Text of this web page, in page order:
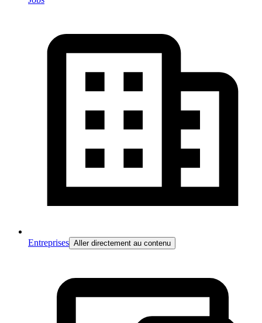
Entreprises Aller directement au contenu